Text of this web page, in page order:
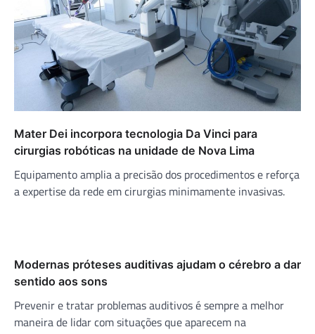
Mater Dei incorpora tecnologia Da Vinci para
cirurgias robóticas na unidade de Nova Lima
Equipamento amplia a precisão dos procedimentos e reforça
a expertise da rede em cirurgias minimamente invasivas.
Modernas próteses auditivas ajudam o cérebro a dar
sentido aos sons
Prevenir e tratar problemas auditivos é sempre a melhor
maneira de lidar com situações que aparecem na